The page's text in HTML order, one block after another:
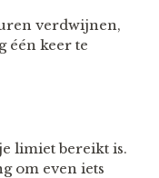
verdwijnen,
één keer te
limiet bereikt is.
om even iets